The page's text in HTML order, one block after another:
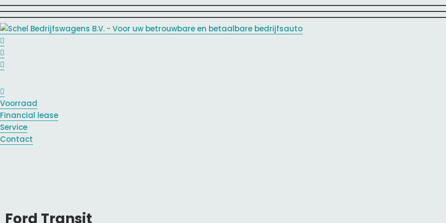
Voorraad
Financial lease
Service
Contact
Ford Transit